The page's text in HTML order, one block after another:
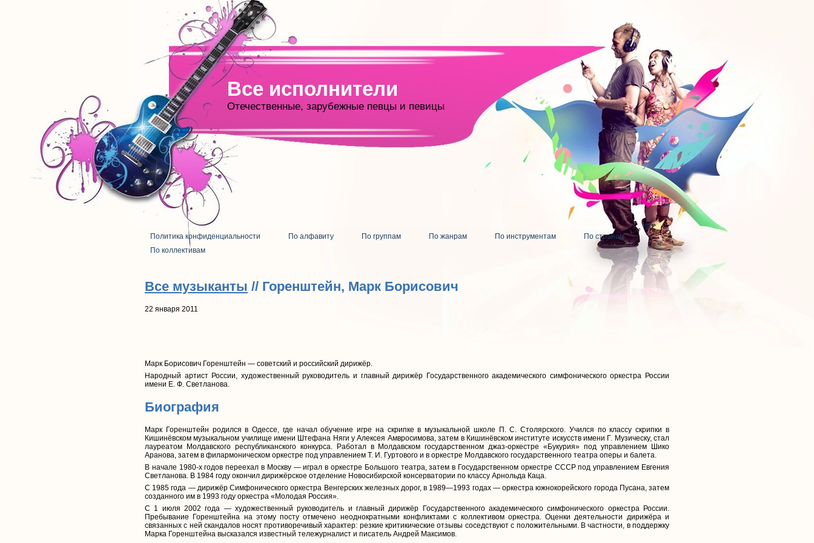
Все исполнители
Отечественные, зарубежные певцы и певицы
Политика конфиденциальности По алфавиту По группам По жанрам По инструментам
По странам
По коллективам
Все музыканты // Горенштейн, Марк Борисович
22 января 2011
Марк Борисович Горенштейн — советский и российский дирижёр.
Народный артист России, художественный руководитель и главный дирижёр Государственного академического симфонического оркестра России
имени Е. Ф. Светланова.
Биография
Марк Горенштейн родился в Одессе, где начал обучение игре на скрипке в музыкальной школе П. С. Столярского. Учился по классу скрипки в
Кишинёвском музыкальном училище имени Штефана Няги у Алексея Амвросимова, затем в Кишинёвском институте искусств имени Г. Музическу, стал
лауреатом Молдавского республиканского конкурса. Работал в Молдавском государственном джаз-оркестре «Букурия» под управлением Шико
Аранова, затем в филармоническом оркестре под управлением Т. И. Гуртового и в оркестре Молдавского государственного театра оперы и балета.
В начале 1980-х годов переехал в Москву — играл в оркестре Большого театра, затем в Государственном оркестре СССР под управлением Евгения
Светланова. В 1984 году окончил дирижёрское отделение Новосибирской консерватории по классу Арнольда Каца.
С 1985 года — дирижёр Симфонического оркестра Венгерских железных дорог, в 1989—1993 годах — оркестра южнокорейского города Пусана, затем
созданного им в 1993 году оркестра «Молодая Россия».
С 1 июля 2002 года — художественный руководитель и главный дирижёр Государственного академического симфонического оркестра России.
Пребывание Горенштейна на этому посту отмечено неоднократными конфликтами с коллективом оркестра. Оценки деятельности дирижёра и
связанных с ней скандалов носят противоречивый характер: резкие критикические отзывы соседствуют с положительными. В частности, в поддержку
Марка Горенштейна высказался известный тележурналист и писатель Андрей Максимов.